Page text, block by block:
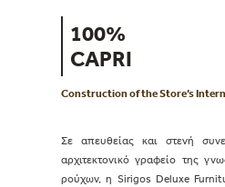
100%
CAPRI
Construction of the Store’s
Σε απευθείας και στενή
αρχιτεκτονικό γραφείο της
ρούχων, η Sirigos Deluxe